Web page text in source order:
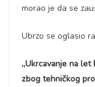
morao je da se
Ubrzo se oglasio
„Ukrcavanje na
zbog tehničkog